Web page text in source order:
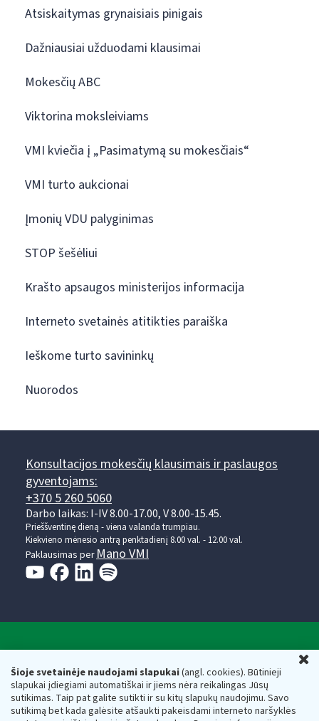
Šioje svetainėje naudojami slapukai(angl. cookies). Būtinieji
slapukai įdiegiami automatiškai ir jiems nėra reikalingas Jūsų
sutikimas. Taip pat galite sutikti ir su kitų slapukų naudojimu. Savo
sutikimą bet kada galėsite atšaukti pakeisdami interneto naršyklės
Atsiskaitymas grynaisiais pinigais
Dažniausiai užduodami klausimai
Mokesčių ABC
Viktorina moksleiviams
VMI kviečia į „Pasimatymą su mokesčiais“
VMI turto aukcionai
Įmonių VDU palyginimas
STOP šešėliui
Krašto apsaugos ministerijos informacija
Interneto svetainės atitikties paraiška
Ieškome turto savininkų
Nuorodos
Konsultacijos mokesčių klausimais ir paslaugos
gyventojams:
+370 5 260 5060
Darbo laikas: I-IV 8.00-17.00, V 8.00-15.45.
Prieššventinę dieną - viena valanda trumpiau.
Kiekvieno mėnesio antrą penktadienį 8.00 val. - 12.00 val.
Paklausimas per Mano VMI
Respublikos finansų ministerijos
Biudžetinė įstaiga. Juridinio asmens kodas — 188659752,
adresas: Vasario 16-osios g. 14, 01107 Vilnius, Lietuva, el.paštas: